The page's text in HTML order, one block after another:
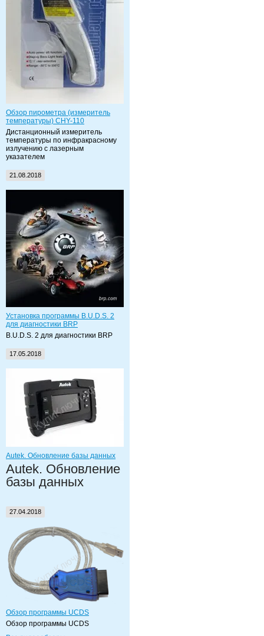
Обзор пирометра (измеритель
температуры) CHY-110
Дистанционный измеритель
температуры по инфракрасному
излучению с лазерным
указателем
21.08.2018
Установка программы B.U.D.S. 2
для диагностики BRP
B.U.D.S. 2 для диагностики BRP
17.05.2018
Autek. Обновление базы данных
Autek. Обновление
базы данных
27.04.2018
Обзор программы UCDS
Обзор программы UCDS